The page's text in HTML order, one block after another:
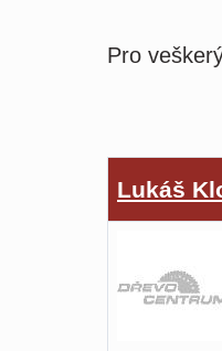
Pro
Lukáš